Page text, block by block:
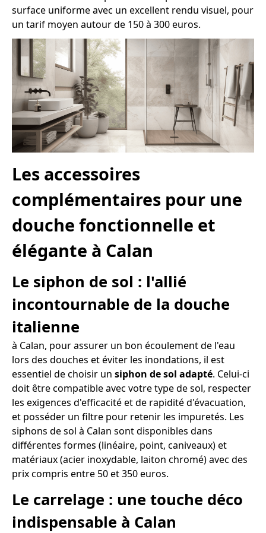
surface uniforme avec un excellent rendu visuel, pour
un tarif moyen autour de 150 à 300 euros.
Les accessoires
complémentaires pour une
douche fonctionnelle et
élégante à Calan
Le siphon de sol : l'allié
incontournable de la douche
italienne
à Calan, pour assurer un bon écoulement de l'eau
lors des douches et éviter les inondations, il est
essentiel de choisir un siphon de sol adapté. Celui-ci
doit être compatible avec votre type de sol, respecter
les exigences d'efficacité et de rapidité d'évacuation,
et posséder un filtre pour retenir les impuretés. Les
siphons de sol à Calan sont disponibles dans
différentes formes (linéaire, point, caniveaux) et
matériaux (acier inoxydable, laiton chromé) avec des
prix compris entre 50 et 350 euros.
Le carrelage : une touche déco
indispensable à Calan